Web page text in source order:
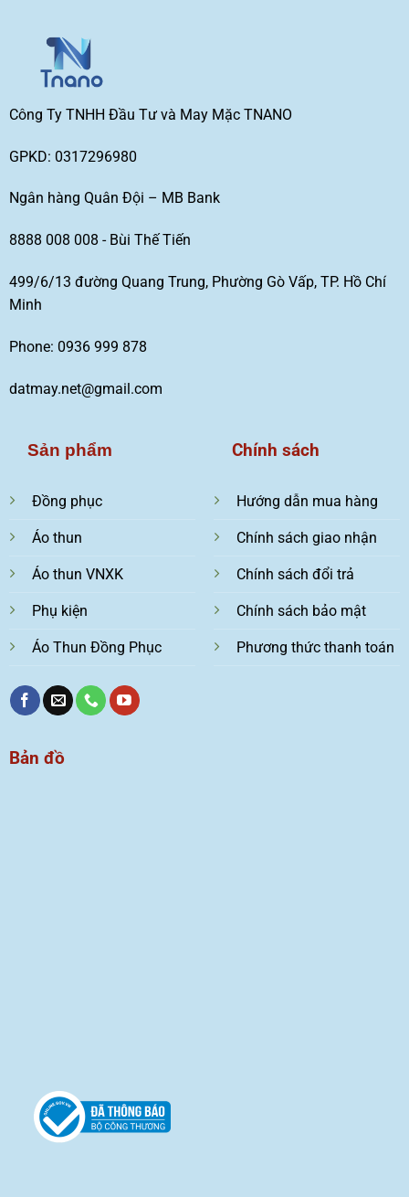
Công Ty TNHH Đầu Tư và May Mặc TNANO
GPKD: 0317296980
Ngân hàng Quân Đội – MB Bank
8888 008 008 - Bùi Thế Tiến
499/6/13 đường Quang Trung, Phường Gò Vấp, TP. Hồ Chí
Minh
Phone: 0936 999 878
datmay.net@gmail.com
Sản phẩm
Đồng phục
Áo thun
Áo thun VNXK
Phụ kiện
Áo Thun Đồng Phục
Chính sách
Hướng dẫn mua hàng
Chính sách giao nhận
Chính sách đổi trả
Chính sách bảo mật
Phương thức thanh toán
Bản đồ